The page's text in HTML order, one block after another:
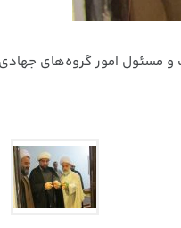
و مسئول امور گروه‌های